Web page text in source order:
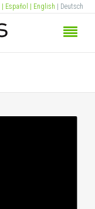
| Español | English | Deutsch